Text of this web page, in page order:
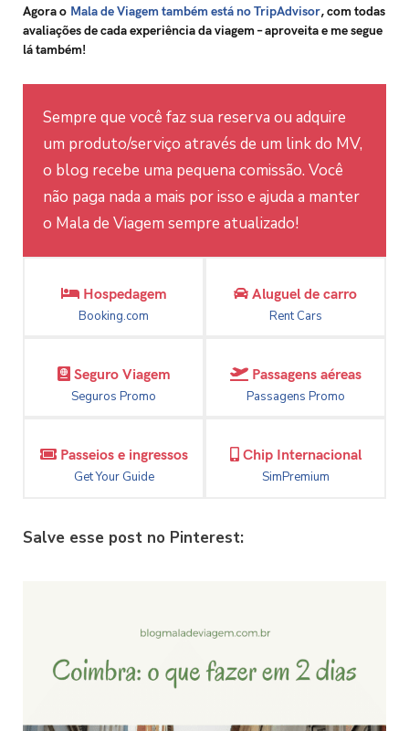
Agora o Mala de Viagem também está no TripAdvisor, com todas
avaliações de cada experiência da viagem – aproveita e me segue
lá também!
Sempre que você faz sua reserva ou adquire
um produto/serviço através de um link do MV,
o blog recebe uma pequena comissão. Você
não paga nada a mais por isso e ajuda a manter
o Mala de Viagem sempre atualizado!
Hospedagem
Booking.com
Aluguel de carro
Rent Cars
Seguro Viagem
Seguros Promo
Passagens aéreas
Passagens Promo
Passeios e ingressos
Get Your Guide
Chip Internacional
SimPremium
Salve esse post no Pinterest: